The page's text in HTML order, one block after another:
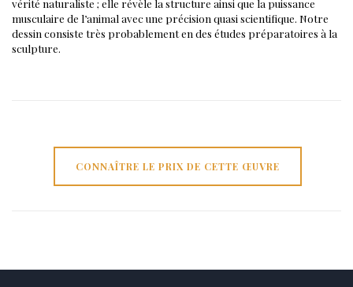
vérité naturaliste ; elle révèle la structure ainsi que la puissance
musculaire de l’animal avec une précision quasi scientifique. Notre
dessin consiste très probablement en des études préparatoires à la
sculpture.
CONNAÎTRE LE PRIX DE CETTE ŒUVRE